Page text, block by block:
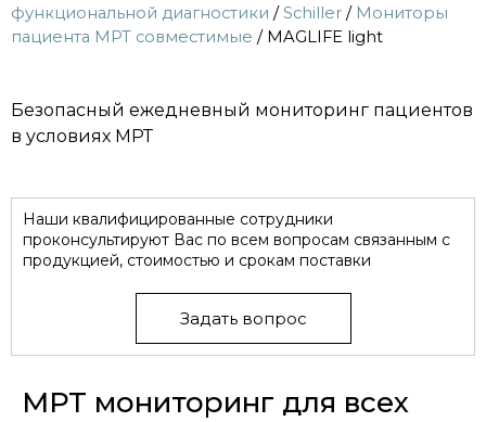
функциональной диагностики /Sсhiller / Мониторы
пациента МРТ совместимые / MAGLIFE light
Безопасный ежедневный мониторинг пациентов
в условиях МРТ
Наши квалифицированные сотрудники
проконсультируют Вас по всем вопросам связанным с
продукцией, стоимостью и срокам поставки
Задать вопрос
МРТ мониторинг для всех